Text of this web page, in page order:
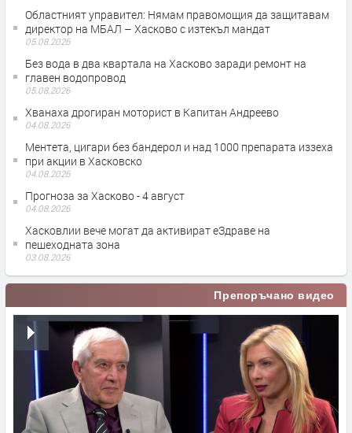
Областният управител: Нямам правомощия да защитавам
директор на МБАЛ – Хасково с изтекъл мандат
05.08.2026
Без вода в два квартала на Хасково заради ремонт на
главен водопровод
05.08.2026
Хванаха дрогиран моторист в Капитан Андреево
04.08.2026
Ментета, цигари без бандерол и над 1000 препарата иззеха
при акции в Хасковско
04.08.2026
Прогноза за Хасково - 4 август
04.08.2026
Хасковлии вече могат да активират еЗдраве на
пешеходната зона
03.08.2026
Препоръчано видео